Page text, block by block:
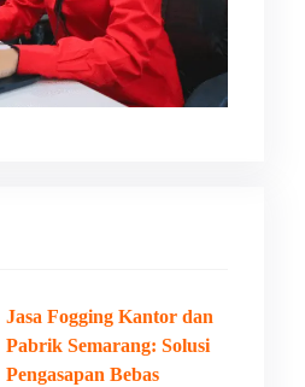
Jasa Fogging Kantor dan
Pabrik Semarang: Solusi
Pengasapan Bebas